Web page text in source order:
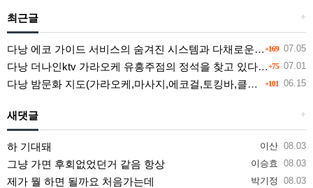
+
최근글
+169 07.05
다낭 에코 가이드 서비스의 숨겨진 시스템과 다채로운 인력 풀의 진실
+75 07.01
다낭 더나인ktv 가라오케 유흥주점의 정석을 찾고 있다면 여기
+101 06.15
다낭 밤문화 지도(가라오케,마사지,에코걸,토킹바,클럽) 유흥별 가격 및 후기공유
+
새댓글
이산 08.03
하 기대돼
이승효 08.03
그냥 가면 후회없었던거 같음 항상
박기정 08.03
제가 뭘 하면 될까요 처음가는데